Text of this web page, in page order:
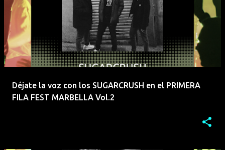
Déjate la voz con los SUGARCRUSH en el PRIMERA
FILA FEST MARBELLA Vol.2